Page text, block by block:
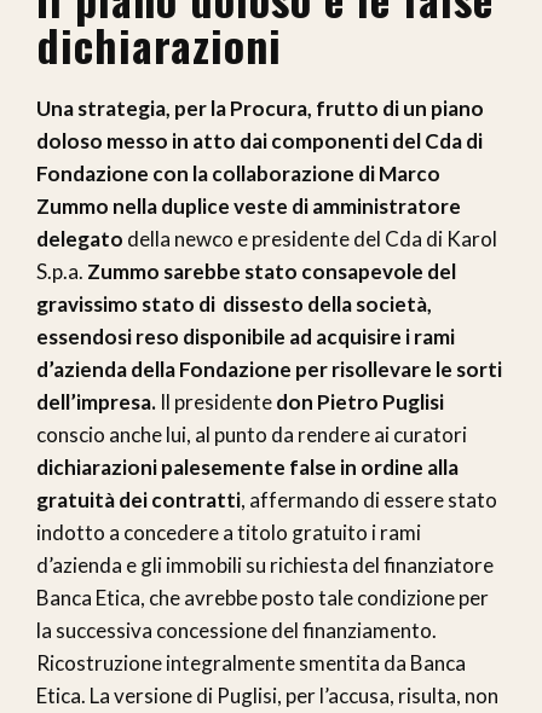
dichiarazioni
Una strategia, per la Procura, frutto di un piano
doloso messo in atto dai componenti del Cda di
Fondazione con la collaborazione di Marco
Zummo nella duplice veste di amministratore
delegato della newco e presidente del Cda di Karol
S.p.a. Zummo sarebbe stato consapevole del
gravissimo stato di dissesto della società,
essendosi reso disponibile ad acquisire i rami
d’azienda della Fondazione per risollevare le sorti
dell’impresa. Il presidentedon Pietro Puglisi
conscio anche lui, al punto da rendere ai curatori
dichiarazioni palesemente false in ordine alla
gratuità dei contratti, affermando di essere stato
indotto a concedere a titolo gratuito i rami
d’azienda e gli immobili su richiesta del finanziatore
Banca Etica, che avrebbe posto tale condizione per
la successiva concessione del finanziamento.
Ricostruzione integralmente smentita da Banca
Etica. La versione di Puglisi, per l’accusa, risulta, non